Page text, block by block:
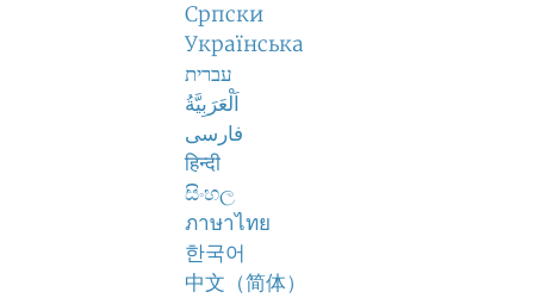
Српски
Українська
עברית
اَلْعَرَبِيَّةُ
فارسی
हिन्दी
සිංහල
ภาษาไทย
한국어
中文（简体）